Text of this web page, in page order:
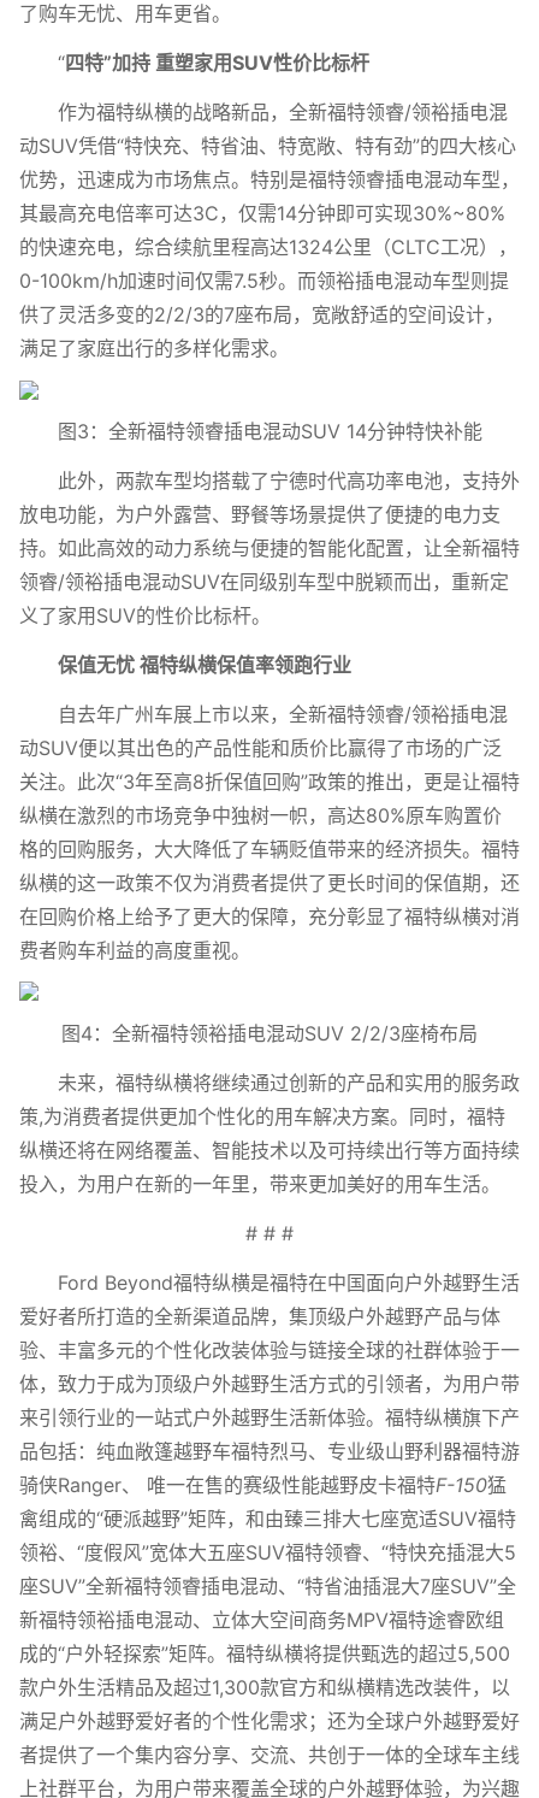
了购车无忧、用车更省。
“四特”加持 重塑家用SUV性价比标杆
作为福特纵横的战略新品，全新福特领睿/领裕插电混
动SUV凭借“特快充、特省油、特宽敞、特有劲”的四大核心
优势，迅速成为市场焦点。特别是福特领睿插电混动车型，
其最高充电倍率可达3C，仅需14分钟即可实现30%~80%
的快速充电，综合续航里程高达1324公里（CLTC工况），
0-100km/h加速时间仅需7.5秒。而领裕插电混动车型则提
供了灵活多变的2/2/3的7座布局，宽敞舒适的空间设计，
满足了家庭出行的多样化需求。
图3：全新福特领睿插电混动SUV 14分钟特快补能
此外，两款车型均搭载了宁德时代高功率电池，支持外
放电功能，为户外露营、野餐等场景提供了便捷的电力支
持。如此高效的动力系统与便捷的智能化配置，让全新福特
领睿/领裕插电混动SUV在同级别车型中脱颖而出，重新定
义了家用SUV的性价比标杆。
保值无忧 福特纵横保值率领跑行业
自去年广州车展上市以来，全新福特领睿/领裕插电混
动SUV便以其出色的产品性能和质价比赢得了市场的广泛
关注。此次“3年至高8折保值回购”政策的推出，更是让福特
纵横在激烈的市场竞争中独树一帜，高达80%原车购置价
格的回购服务，大大降低了车辆贬值带来的经济损失。福特
纵横的这一政策不仅为消费者提供了更长时间的保值期，还
在回购价格上给予了更大的保障，充分彰显了福特纵横对消
费者购车利益的高度重视。
图4：全新福特领裕插电混动SUV 2/2/3座椅布局
未来，福特纵横将继续通过创新的产品和实用的服务政
策,为消费者提供更加个性化的用车解决方案。同时，福特
纵横还将在网络覆盖、智能技术以及可持续出行等方面持续
投入，为用户在新的一年里，带来更加美好的用车生活。
# # #
Ford Beyond福特纵横是福特在中国面向户外越野生活
爱好者所打造的全新渠道品牌，集顶级户外越野产品与体
验、丰富多元的个性化改装体验与链接全球的社群体验于一
体，致力于成为顶级户外越野生活方式的引领者，为用户带
来引领行业的一站式户外越野生活新体验。福特纵横旗下产
品包括：纯血敞篷越野车福特烈马、专业级山野利器福特游
骑侠Ranger、 唯一在售的赛级性能越野皮卡福特F-150猛
禽组成的“硬派越野”矩阵，和由臻三排大七座宽适SUV福特
领裕、“度假风”宽体大五座SUV福特领睿、“特快充插混大5
座SUV”全新福特领睿插电混动、“特省油插混大7座SUV”全
新福特领裕插电混动、立体大空间商务MPV福特途睿欧组
成的“户外轻探索”矩阵。福特纵横将提供甄选的超过5,500
款户外生活精品及超过1,300款官方和纵横精选改装件，以
满足户外越野爱好者的个性化需求；还为全球户外越野爱好
者提供了一个集内容分享、交流、共创于一体的全球车主线
上社群平台，为用户带来覆盖全球的户外越野体验，为兴趣